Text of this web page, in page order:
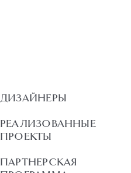
ДИЗАЙНЕРЫ
РЕАЛИЗОВАННЫЕ
ПРОЕКТЫ
ПАРТНЕРСКАЯ